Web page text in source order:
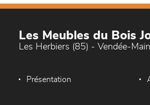
Les Meubles du Bois
Les Herbiers (85) - Vendée-
Présentation